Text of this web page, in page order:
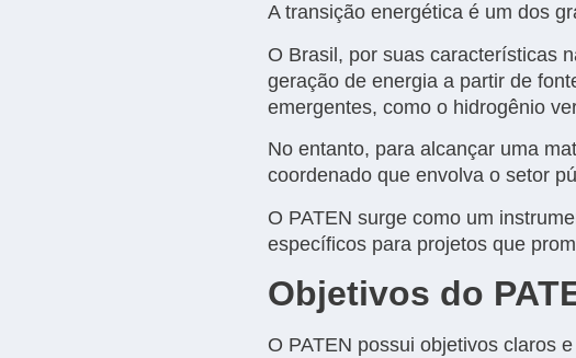
A transição energética é um dos
O Brasil, por suas características
geração de energia a partir de
emergentes, como o hidrogênio
No entanto, para alcançar uma
coordenado que envolva o setor
O PATEN surge como um
específicos para projetos que
Objetivos do
O PATEN possui objetivos claros